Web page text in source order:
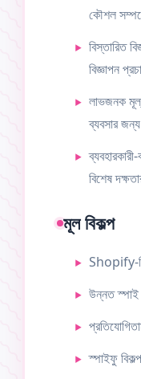
কৌশল
বিস্তারিত
বিজ্ঞাপন
লাভজনক
ব্যবসার
বিশেষ
মূল বিকল্প
Shopify-
উন্নত স্পাই
স্পাইফু বিকল্প